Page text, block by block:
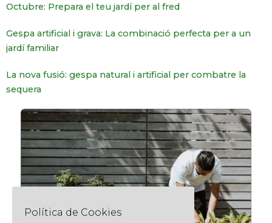
Octubre: Prepara el teu jardí per al fred
Gespa artificial i grava: La combinació perfecta per a un
jardí familiar
La nova fusió: gespa natural i artificial per combatre la
sequera
Política de Cookies